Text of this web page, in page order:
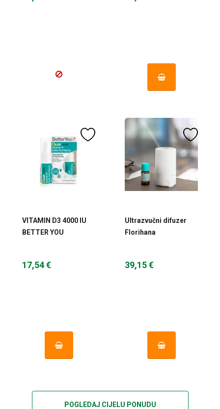
VITAMIN D3 4000 IU
BETTER YOU
17,54 €
Ultrazvučni difuzer
Florihana
39,15 €
POGLEDAJ CIJELU PONUDU